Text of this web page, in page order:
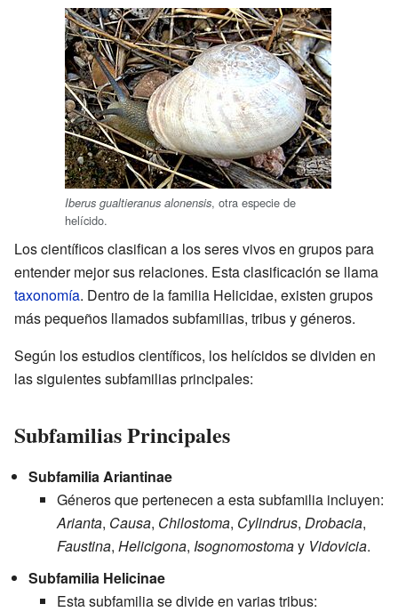
Iberus gualtieranus alonensis, otra especie de
helícido.
Los científicos clasifican a los seres vivos en grupos para
entender mejor sus relaciones. Esta clasificación se llama
taxonomía. Dentro de la familia Helicidae, existen grupos
más pequeños llamados subfamilias, tribus y géneros.
Según los estudios científicos, los helícidos se dividen en
las siguientes subfamilias principales:
Subfamilias Principales
Subfamilia Ariantinae
Géneros que pertenecen a esta subfamilia incluyen:
Arianta, Causa, Chilostoma, Cylindrus, Drobacia,
Faustina, Helicigona, Isognomostomay Vidovicia.
Subfamilia Helicinae
Esta subfamilia se divide en varias tribus: